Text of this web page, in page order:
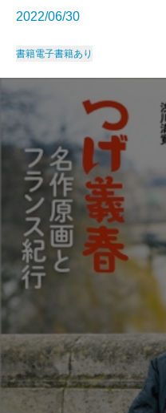
2022/06/30
書籍電子書籍あり